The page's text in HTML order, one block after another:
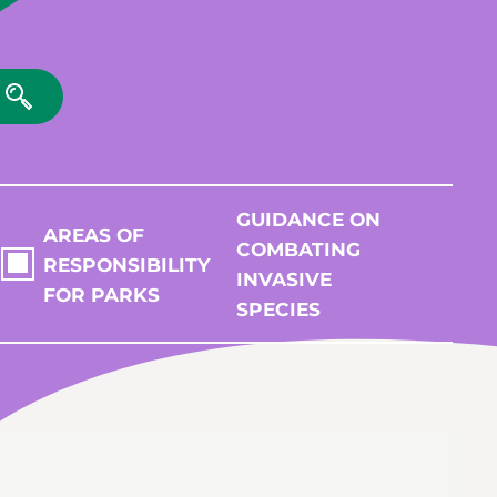
AREAS OF
RESPONSIBILITY
FOR PARKS
GUIDANCE ON
COMBATING
INVASIVE
SPECIES